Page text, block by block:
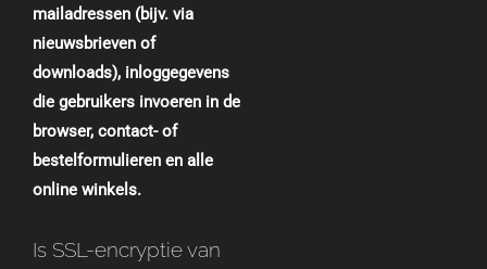
mailadressen (bijv. via
nieuwsbrieven of
downloads), inloggegevens
die gebruikers invoeren in de
browser, contact- of
bestelformulieren en alle
online winkels.
Is SSL-encryptie van